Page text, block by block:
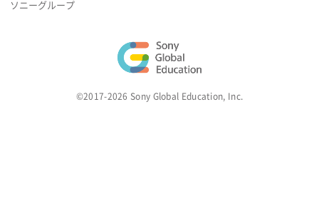
ソニーグループ
©2017-2026 Sony Global Education, Inc.